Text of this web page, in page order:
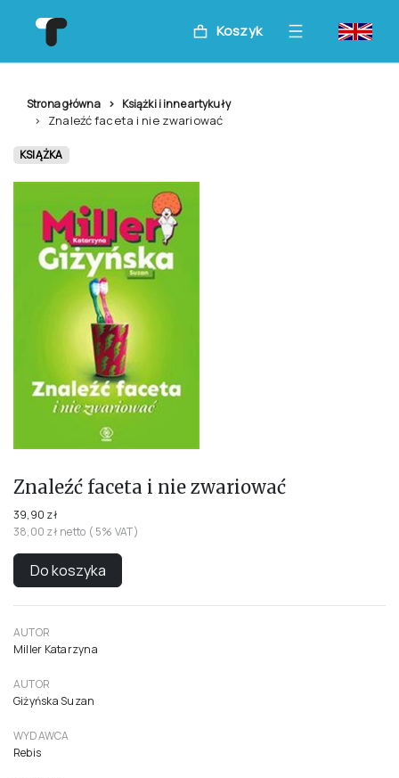
Koszyk
Strona główna Książki i inne artykuły
Znaleźć faceta i nie zwariować
KSIĄŻKA
Znaleźć faceta i nie zwariować
39,90 zł
38,00 zł netto ( 5% VAT)
Do koszyka
AUTOR
Miller Katarzyna
AUTOR
Giżyńska Suzan
WYDAWCA
Rebis